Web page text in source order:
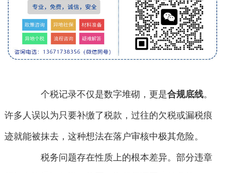
个税记录不仅是数字堆砌，更是合规底线。
许多人误以为只要补缴了税款，过往的欠税或漏税痕
迹就能被抹去，这种想法在落户审核中极其危险。
税务问题存在性质上的根本差异。部分违章